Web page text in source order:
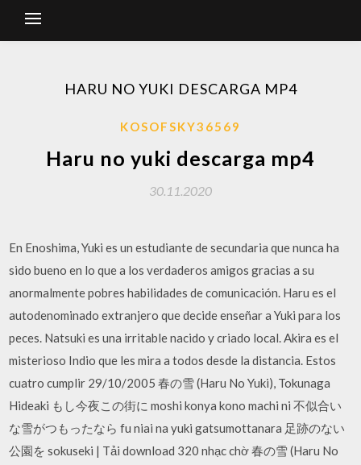
HARU NO YUKI DESCARGA MP4
KOSOFSKY36569
Haru no yuki descarga mp4
30.11.2020
En Enoshima, Yuki es un estudiante de secundaria que nunca ha
sido bueno en lo que a los verdaderos amigos gracias a su
anormalmente pobres habilidades de comunicación. Haru es el
autodenominado extranjero que decide enseñar a Yuki para los
peces. Natsuki es una irritable nacido y criado local. Akira es el
misterioso Indio que les mira a todos desde la distancia. Estos
cuatro cumplir 29/10/2005 春の雪 (Haru No Yuki), Tokunaga
Hideaki もし今夜この街に moshi konya kono machi ni 不似合い
な雪がつもったなら fu niai na yuki gatsumottanara 足跡のない
公園を sokuseki | Tải download 320 nhạc chờ 春の雪 (Haru No